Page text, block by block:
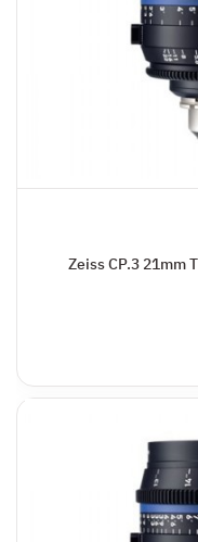
Zeiss CP.3 21mm